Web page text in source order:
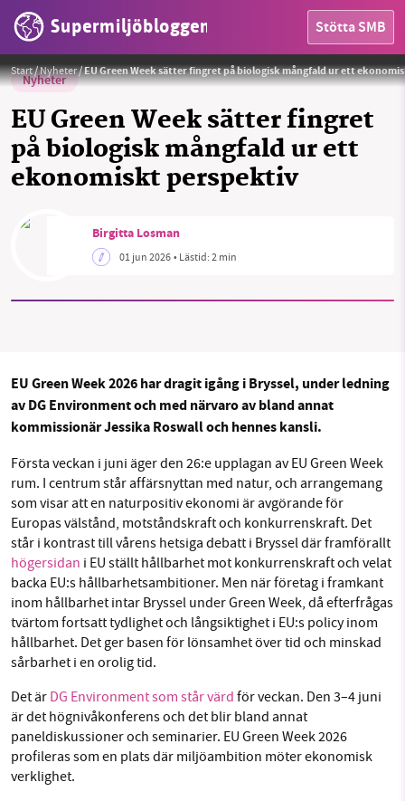
Supermiljöbloggen Stötta SMB
HEM
MILJÖFAKTA
OM OSS
Facebook Instagram BlueSky
Threads LinkedIn
Start/Nyheter/EU Green Week sätter fingret på biologisk mångfald ur ett
Nyheter
EU Green Week sätter fingret
på biologisk mångfald ur ett
ekonomiskt perspektiv
Foto:Christian Lue/Unsplash
Birgitta Losman
01 jun 2026• Lästid:2 min
EU Green Week 2026 har dragit igång i Bryssel, under ledning
av DG Environment och med närvaro av bland annat
kommissionär Jessika Roswall och hennes kansli.
Första veckan i juni äger den 26:e upplagan av EU Green Week
rum. I centrum står affärsnyttan med natur, och arrangemang
som visar att en naturpositiv ekonomi är avgörande för
Europas välstånd, motståndskraft och konkurrenskraft. Det
står i kontrast till vårens hetsiga debatt i Bryssel där framförallt
högersidan i EU ställt hållbarhet mot konkurrenskraft och velat
backa EU:s hållbarhetsambitioner. Men när företag i framkant
inom hållbarhet intar Bryssel under Green Week, då efterfrågas
tvärtom fortsatt tydlighet och långsiktighet i EU:s policy inom
hållbarhet. Det ger basen för lönsamhet över tid och minskad
sårbarhet i en orolig tid.
Det är DG Environment som står värd för veckan. Den 3–4 juni
är det högnivåkonferens och det blir bland annat
paneldiskussioner och seminarier. EU Green Week 2026
profileras som en plats där miljöambition möter ekonomisk
verklighet.
SMB kämpar för en hållbar framtid. Sedan
starten 2010 har vår ideella redaktion drivit
miljödebatten framåt genom
nyhetsbevakning och granskningar. Nu vill vi
utveckla vårt arbete – och vi hoppas att du
vill hjälpa oss.
Stötta vårt arbete genom att swisha en slant till
Läs vad vi vill göra